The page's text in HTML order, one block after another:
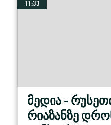
11:33
მედია -
რიაზანზე